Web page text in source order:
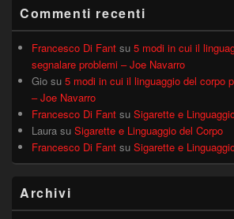
Commenti recenti
Francesco Di Fant su 5 modi in cui il
segnalare problemi – Joe Navarro
Gio su 5 modi in cui il linguaggio del corpo
– Joe Navarro
Francesco Di Fant su Sigarette e
Laura su Sigarette e Linguaggio del Corpo
Francesco Di Fant su Sigarette e
Archivi